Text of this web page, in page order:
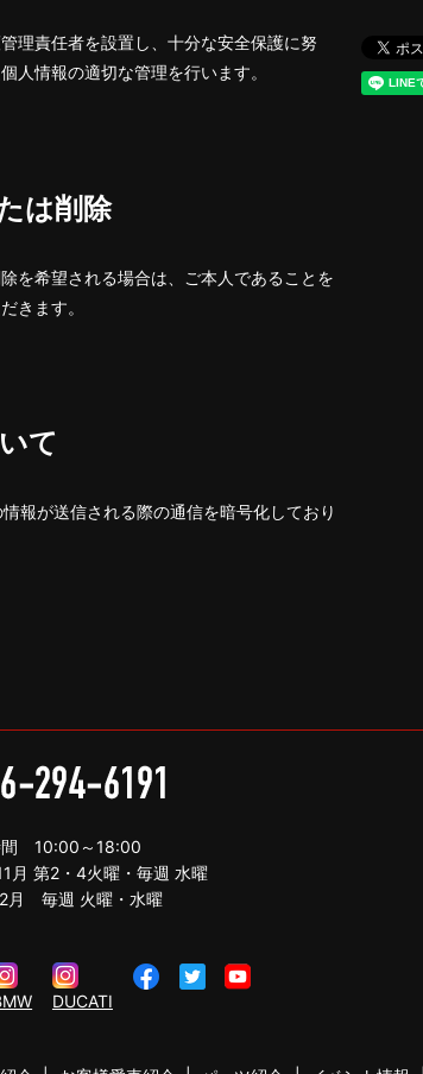
理責任者を設置し、十分な安全保護に努
人情報の適切な管理を行います。
は削除
を希望される場合は、ご本人であることを
きます。
て
報が送信される際の通信を暗号化しており
間 10:00～18:00
第2・4火曜・毎週 水曜
月 毎週 火曜・水曜
DUCATI